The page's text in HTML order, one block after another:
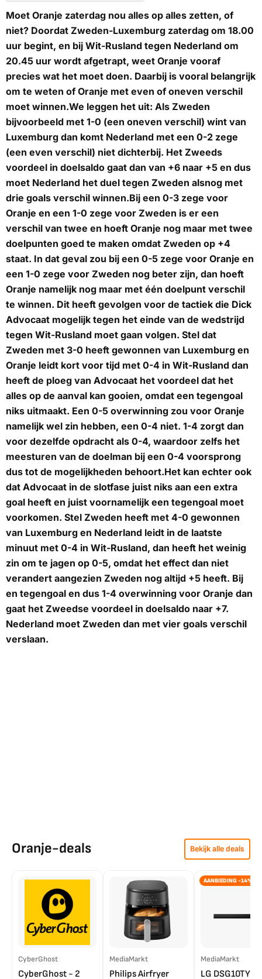
Moet Oranje zaterdag nou alles op alles zetten, of
niet? Doordat Zweden-Luxemburg zaterdag om 18.00
uur begint, en bij Wit-Rusland tegen Nederland om
20.45 uur wordt afgetrapt, weet Oranje vooraf
precies wat het moet doen. Daarbij is vooral belangrijk
om te weten of Oranje met even of oneven verschil
moet winnen.We leggen het uit: Als Zweden
bijvoorbeeld met 1-0 (een oneven verschil) wint van
Luxemburg dan komt Nederland met een 0-2 zege
(een even verschil) niet dichterbij. Het Zweeds
voordeel in doelsaldo gaat dan van +6 naar +5 en dus
moet Nederland het duel tegen Zweden alsnog met
drie goals verschil winnen.Bij een 0-3 zege voor
Oranje en een 1-0 zege voor Zweden is er een
verschil van twee en hoeft Oranje nog maar met twee
doelpunten goed te maken omdat Zweden op +4
staat. In dat geval zou bij een 0-5 zege voor Oranje en
een 1-0 zege voor Zweden nog beter zijn, dan hoeft
Oranje namelijk nog maar met één doelpunt verschil
te winnen. Dit heeft gevolgen voor de tactiek die Dick
Advocaat mogelijk tegen het einde van de wedstrijd
tegen Wit-Rusland moet gaan volgen. Stel dat
Zweden met 3-0 heeft gewonnen van Luxemburg en
Oranje leidt kort voor tijd met 0-4 in Wit-Rusland dan
heeft de ploeg van Advocaat het voordeel dat het
alles op de aanval kan gooien, omdat een tegengoal
niks uitmaakt. Een 0-5 overwinning zou voor Oranje
namelijk wel zin hebben, een 0-4 niet. 1-4 zorgt dan
voor dezelfde opdracht als 0-4, waardoor zelfs het
meesturen van de doelman bij een 0-4 voorsprong
dus tot de mogelijkheden behoort.Het kan echter ook
dat Advocaat in de slotfase juist niks aan een extra
goal heeft en juist voornamelijk een tegengoal moet
voorkomen. Stel Zweden heeft met 4-0 gewonnen
van Luxemburg en Nederland leidt in de laatste
minuut met 0-4 in Wit-Rusland, dan heeft het weinig
zin om te jagen op 0-5, omdat het effect dan niet
verandert aangezien Zweden nog altijd +5 heeft. Bij
en tegengoal en dus 1-4 overwinning voor Oranje dan
gaat het Zweedse voordeel in doelsaldo naar +7.
Nederland moet Zweden dan met vier goals verschil
verslaan.
Oranje-deals Bekijk alle deals
CyberGhost
CyberGhost - 2
MediaMarkt
Philips Airfryer
AANBIEDING -14%
MediaMarkt
LG DSG10TY